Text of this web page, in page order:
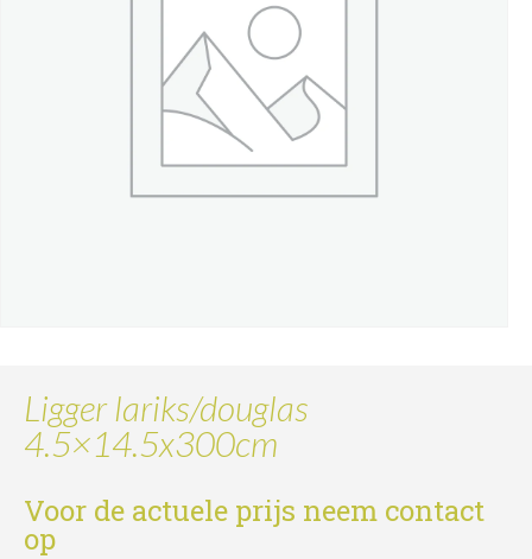
Ligger lariks/douglas
4.5×14.5x300cm
Voor de actuele prijs neem contact
op